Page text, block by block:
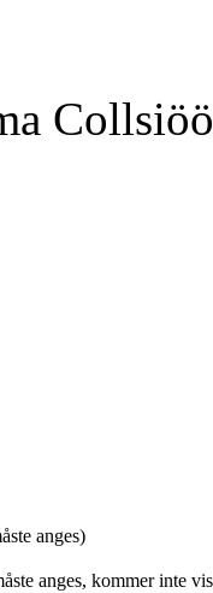
Collsiöö
anges)
anges, kommer inte